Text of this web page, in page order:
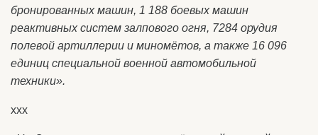
бронированных машин, 1 188 боевых машин
реактивных систем залпового огня, 7284 орудия
полевой артиллерии и миномётов, а также 16 096
единиц специальной военной автомобильной
техники».
ххх